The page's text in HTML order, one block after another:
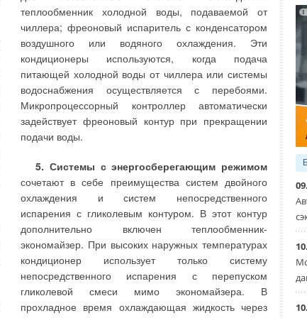
теплообменник холодной воды, подаваемой от
чиллера; фреоновый испаритель с конденсатором
воздушного или водяного охлаждения. Эти
кондиционеры используются, когда подача
питающей холодной воды от чиллера или системы
водоснабжения осуществляется с перебоями.
Микропроцессорный контроллер автоматически
задействует фреоновый контур при прекращении
подачи воды.
5. Системы с энергосберегающим режимом
сочетают в себе преимущества систем двойного
охлаждения и систем непосредственного
испарения с гликолевым контуром. В этот контур
дополнительно включен теплообменник-
экономайзер. При высоких наружных температурах
кондиционер использует только систему
непосредственного испарения с перепуском
гликолевой смеси мимо экономайзера. В
прохладное время охлаждающая жидкость через
торговых залов позволило предложить инвестору
сооружать крышную котельную на 1,3 МВт вместо
4,3 МВт, предложенных в конкурирующем проекте.
При реализации энергосберегающих систем
ОВК в торговом центре «Солнечный рай» полезно
используется электроэнергия, которую потребляет
торговый центр в количестве 3,6 МВт. Как известно,
потребляемая электроэнергия переходит в тепло,
которое в традиционных системах выбрасывается в
атмосферу с вытяжным воздухом. Фирмой ООО
«Локальные ЭнергоСистемы» разработан проект и
в 2006 году закончен монтаж и наладка
энергосберегающих систем ОВК в залах торгового
центра «Солнечный рай» (город Воронеж). Два года
(2006-2007 годы) работы систем ОВК подтвердили
достижение до 80 % снижения расхода тепла по
сравнению с традиционным решением систем ОВК.
Сэкономленные средства на оплату газа для
крышной котельной окупили за два года стоимость